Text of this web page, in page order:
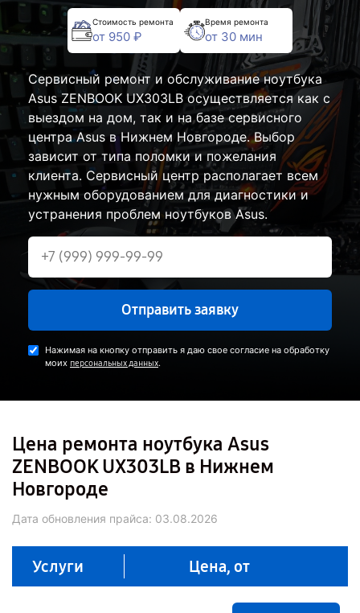
Стоимость ремонта
от 950 ₽
Время ремонта
от 30 мин
Сервисный ремонт и обслуживание ноутбука
Asus ZENBOOK UX303LB осуществляется как с
выездом на дом, так и на базе сервисного
центра Asus в Нижнем Новгороде. Выбор
зависит от типа поломки и пожелания
клиента. Сервисный центр располагает всем
нужным оборудованием для диагностики и
устранения проблем ноутбуков Asus.
Отправить заявку
Нажимая на кнопку отправить я даю свое согласие на обработку
моих персональных данных.
Цена ремонта ноутбука Asus
ZENBOOK UX303LB в Нижнем
Новгороде
Дата обновления прайса: 03.08.2026
Услуги Цена, от